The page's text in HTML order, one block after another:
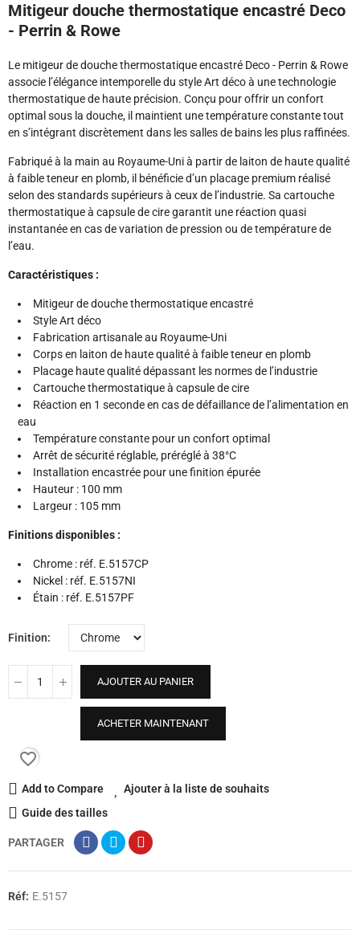
Mitigeur douche thermostatique encastré Deco
- Perrin & Rowe
Le mitigeur de douche thermostatique encastré Deco - Perrin & Rowe
associe l’élégance intemporelle du style Art déco à une technologie
thermostatique de haute précision. Conçu pour offrir un confort
optimal sous la douche, il maintient une température constante tout
en s’intégrant discrètement dans les salles de bains les plus raffinées.
Fabriqué à la main au Royaume-Uni à partir de laiton de haute qualité
à faible teneur en plomb, il bénéficie d’un placage premium réalisé
selon des standards supérieurs à ceux de l’industrie. Sa cartouche
thermostatique à capsule de cire garantit une réaction quasi
instantanée en cas de variation de pression ou de température de
l’eau.
Caractéristiques :
Mitigeur de douche thermostatique encastré
Style Art déco
Fabrication artisanale au Royaume-Uni
Corps en laiton de haute qualité à faible teneur en plomb
Placage haute qualité dépassant les normes de l’industrie
Cartouche thermostatique à capsule de cire
Réaction en 1 seconde en cas de défaillance de l’alimentation en
eau
Température constante pour un confort optimal
Arrêt de sécurité réglable, préréglé à 38°C
Installation encastrée pour une finition épurée
Hauteur : 100 mm
Largeur : 105 mm
Finitions disponibles :
Chrome : réf. E.5157CP
Nickel : réf. E.5157NI
Étain : réf. E.5157PF
Finition
AJOUTER AU PANIER
ACHETER MAINTENANT
favorite_border
Add to Compare
Ajouter à la liste de souhaits
Guide des tailles
PARTAGER
Réf: E.5157